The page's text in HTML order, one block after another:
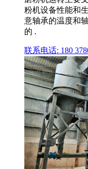
粉机设备性能和
意轴承的温度和
的 .
联系电话: 180